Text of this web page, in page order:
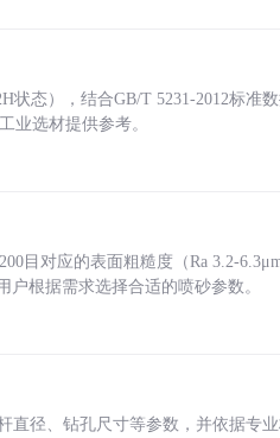
态），结合GB/T 5231-2012标准
业选材提供参考。
目对应的表面粗糙度（Ra 3.2-
根据需求选择合适的喷砂参数。
直径、钻孔尺寸等参数，并依据专